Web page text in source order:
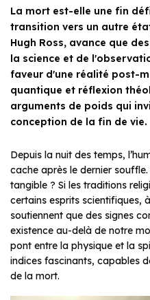
La mort est-elle une fin
transition vers un autre
Hugh Ross, avance que
la science et de
faveur d'une réalité post-
quantique et réflexion
arguments de poids qui
conception de la fin de vie.
Depuis la nuit des temps,
cache après le dernier
tangible ? Si les traditions
certains esprits scientifiques,
soutiennent que des signes
existence au-delà de notre
pont entre la physique et la
indices fascinants, capables
de la mort.